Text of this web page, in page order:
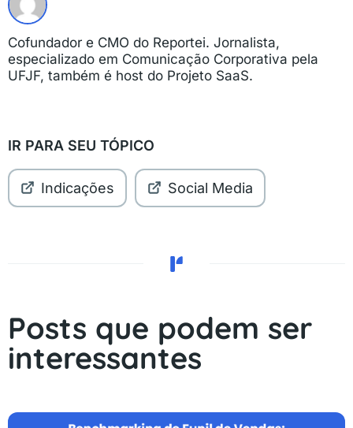
Cofundador e CMO do Reportei. Jornalista,
especializado em Comunicação Corporativa pela
UFJF, também é host do Projeto SaaS.
IR PARA SEU TÓPICO
Indicações Social Media
Posts que podem ser
interessantes